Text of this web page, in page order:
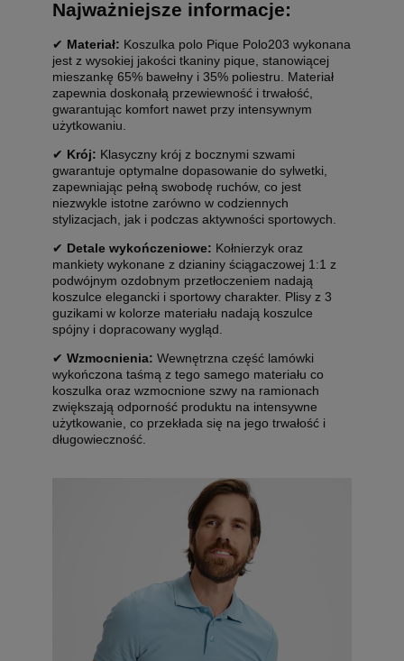
Najważniejsze informacje:
✔ Materiał: Koszulka polo Pique Polo203 wykonana
jest z wysokiej jakości tkaniny pique, stanowiącej
mieszankę 65% bawełny i 35% poliestru. Materiał
zapewnia doskonałą przewiewność i trwałość,
gwarantując komfort nawet przy intensywnym
użytkowaniu.
✔ Krój: Klasyczny krój z bocznymi szwami
gwarantuje optymalne dopasowanie do sylwetki,
zapewniając pełną swobodę ruchów, co jest
niezwykle istotne zarówno w codziennych
stylizacjach, jak i podczas aktywności sportowych.
✔ Detale wykończeniowe: Kołnierzyk oraz
mankiety wykonane z dzianiny ściągaczowej 1:1 z
podwójnym ozdobnym przetłoczeniem nadają
koszulce elegancki i sportowy charakter. Plisy z 3
guzikami w kolorze materiału nadają koszulce
spójny i dopracowany wygląd.
✔ Wzmocnienia: Wewnętrzna część lamówki
wykończona taśmą z tego samego materiału co
koszulka oraz wzmocnione szwy na ramionach
zwiększają odporność produktu na intensywne
użytkowanie, co przekłada się na jego trwałość i
długowieczność.